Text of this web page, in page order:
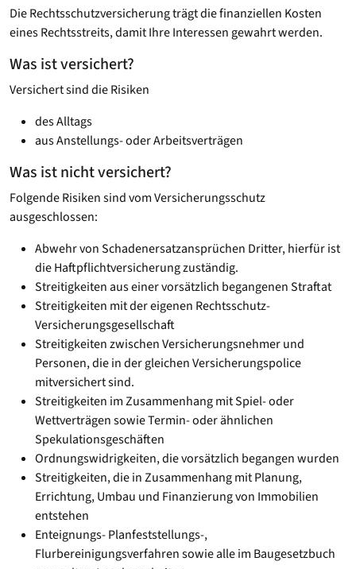
Die Rechtsschutzversicherung trägt die finanziellen Kosten
eines Rechtsstreits, damit Ihre Interessen gewahrt werden.
Was ist versichert?
Versichert sind die Risiken
des Alltags
aus Anstellungs- oder Arbeitsverträgen
Was ist nicht versichert?
Folgende Risiken sind vom Versicherungsschutz
ausgeschlossen:
Abwehr von Schadenersatzansprüchen Dritter, hierfür ist
die Haftpflichtversicherung zuständig.
Streitigkeiten aus einer vorsätzlich begangenen Straftat
Streitigkeiten mit der eigenen Rechtsschutz-
Versicherungsgesellschaft
Streitigkeiten zwischen Versicherungsnehmer und
Personen, die in der gleichen Versicherungspolice
mitversichert sind.
Streitigkeiten im Zusammenhang mit Spiel- oder
Wettverträgen sowie Termin- oder ähnlichen
Spekulationsgeschäften
Ordnungswidrigkeiten, die vorsätzlich begangen wurden
Streitigkeiten, die in Zusammenhang mit Planung,
Errichtung, Umbau und Finanzierung von Immobilien
entstehen
Enteignungs- Planfeststellungs-,
Flurbereinigungsverfahren sowie alle im Baugesetzbuch